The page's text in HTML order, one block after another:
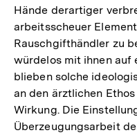
Hände derartiger
arbeitsscheuer
Rauschgifthändler zu
würdelos mit ihnen auf
blieben solche
an den ärztlichen
Wirkung. Die
Überzeugungsarbeit